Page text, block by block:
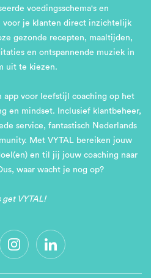
voedingsschema's en
voor je klanten direct inzichtelijk
gezonde recepten, maaltijden,
en ontspannende muziek in
uit te kiezen.
app voor leefstijl coaching op het
en mindset. Inclusief klantbeheer,
service, fantastisch Nederlands
Met VYTAL bereiken jouw
en til jij jouw coaching naar
waar wacht je nog op?
get VYTAL!